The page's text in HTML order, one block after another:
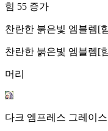
힘 55 증가
찬란한 붉은빛 엠블렘[
찬란한 붉은빛 엠블렘[
머리
다크 엠프레스 그레이